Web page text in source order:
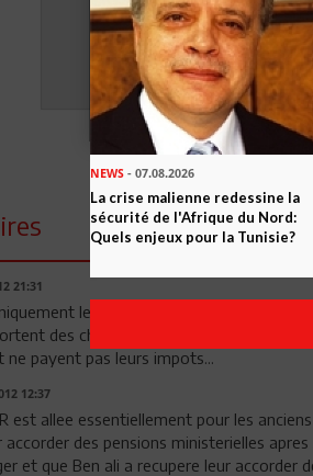
21:31
les retraités qui sont la farce de
des charges impossibles alors que
ne payent pas leurs impots...
12:37
est allee essentiellement pour les
accorder des pensions ministerielles
et que Ben ali a recupere leur accorder
NEWS - 07.08.2026
La crise malienne redessine la
sécurité de l'Afrique du Nord:
Quels enjeux pour la Tunisie?